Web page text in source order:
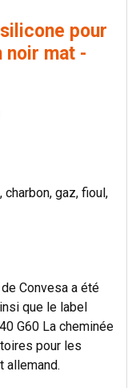
pour
noir mat -
gaz, fioul,
Convesa a été
que le label
G60 La cheminée
pour les
allemand.